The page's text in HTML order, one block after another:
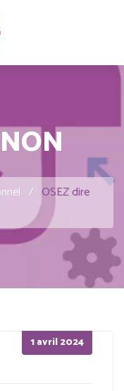
/ OSEZ dire
Posted
on
1 avril 2024